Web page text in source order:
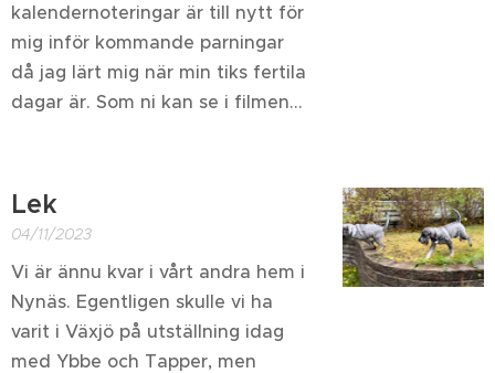
kalendernoteringar är till nytt för
mig inför kommande parningar
då jag lärt mig när min tiks fertila
dagar är. Som ni kan se i filmen...
Lek
04/11/2023
Vi är ännu kvar i vårt andra hem i
Nynäs. Egentligen skulle vi ha
varit i Växjö på utställning idag
med Ybbe och Tapper, men